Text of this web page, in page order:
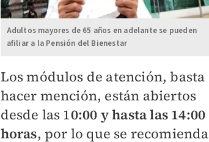
Adultos mayores de 65 años en adelante se pueden
afiliar a la Pensión del Bienestar
Los módulos de atención, basta
hacer mención, están abiertos
desde las 10:00 y hasta las 14:00
horas, por lo que se recomienda